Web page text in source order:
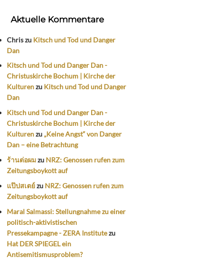
Aktuelle Kommentare
Chriszu Kitsch und Tod und Danger
Dan
Kitsch und Tod und Danger Dan -
Christuskirche Bochum | Kirche der
Kulturenzu Kitsch und Tod und Danger
Dan
Kitsch und Tod und Danger Dan -
Christuskirche Bochum | Kirche der
Kulturenzu „Keine Angst“ von Danger
Dan – eine Betrachtung
ร้านต่อผมzu NRZ: Genossen rufen zum
Zeitungsboykott auf
แป๊ปสเตย์zu NRZ: Genossen rufen zum
Zeitungsboykott auf
Maral Salmassi: Stellungnahme zu einer
politisch-aktivistischen
Pressekampagne - ZERA Institutezu
Hat DER SPIEGEL ein
Antisemitismusproblem?